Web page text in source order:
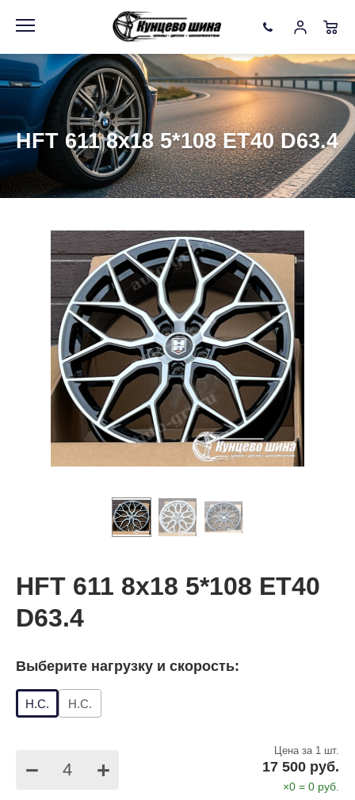
HFT 611 8x18 5*108 ET40 D63.4
HFT 611 8x18 5*108 ET40
D63.4
Выберите нагрузку и скорость:
Н.С. Н.С.
− +
Цена за 1 шт.
17 500 руб.
×0 = 0 руб.
Информация Фото товара